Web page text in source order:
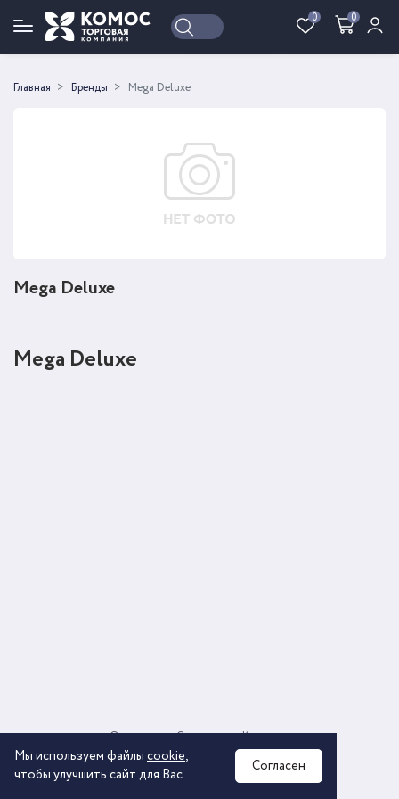
0 0
Войти Регистрация
Главная Бренды Mega Deluxe
Mega Deluxe
Mega Deluxe
2026 © ООО «КОМОС ГРУПП» «Торговая компания»
О компании Соглашение
Политика обработки персональных данных
Контакты
Мы используем файлы cookie,
чтобы улучшить сайт для Вас
Согласен